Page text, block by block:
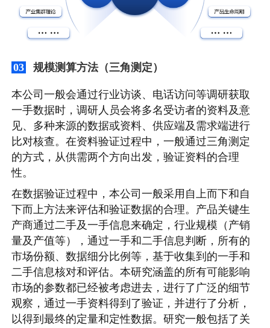
03 规模测算方法（三角测定）
本公司一般会通过行业访谈、电话访问等调研获取
一手数据时，调研人员会将多名受访者的资料及意
见、多种来源的数据或资料、供应端及需求端进行
比对核查。在资料验证过程中，一般通过三角测定
的方式，从供需两个方向出发，验证资料的合理
性。
在数据验证过程中，本公司一般采用自上而下和自
下而上方法来评估和验证数据的合理。产品关键生
产商通过二手及一手信息来确定，行业规模（产销
量及产值等），通过一手和二手信息判断，所有的
市场份额、数据细分比例等，基于收集到的一手和
二手信息核对和评估。本研究涵盖的所有可能影响
市场的参数都已经被考虑进去，进行了广泛的细节
观察，通过一手资料得到了验证，并进行了分析，
以得到最终的定量和定性数据。研究一般包括了关